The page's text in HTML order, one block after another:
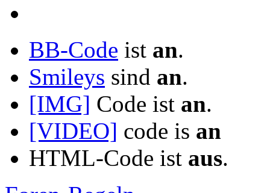
BB-Code ist an.
Smileys sind an.
[IMG] Code ist an.
[VIDEO] code is an
HTML-Code ist aus.